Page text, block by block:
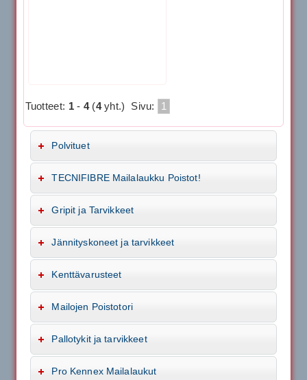
Tuotteet: 1- 4(4yht.) Sivu: 1
Polvituet
TECNIFIBRE Mailalaukku Poistot!
Gripit ja Tarvikkeet
Jännityskoneet ja tarvikkeet
Kenttävarusteet
Mailojen Poistotori
Pallotykit ja tarvikkeet
Pro Kennex Mailalaukut